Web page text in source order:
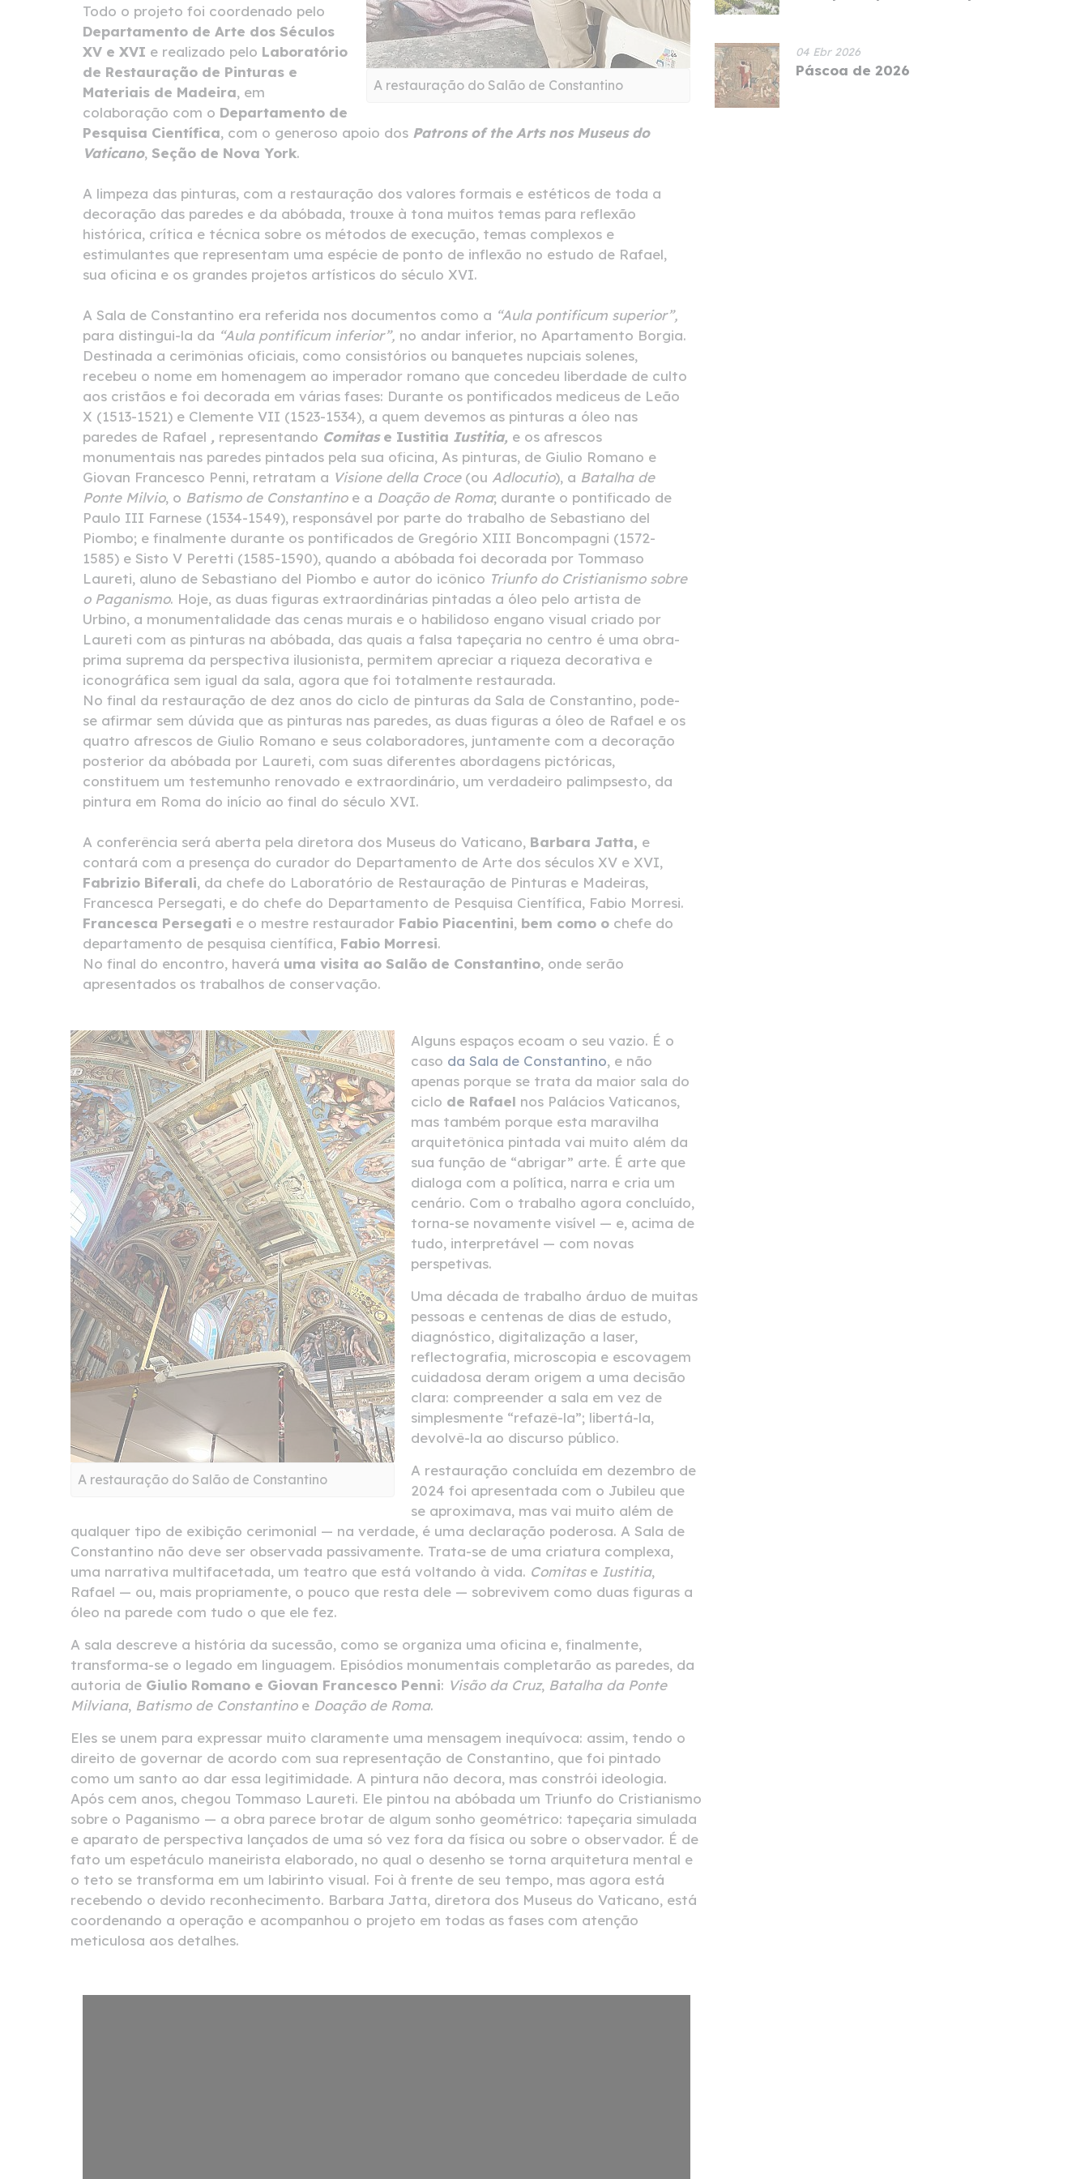
A restauração do Salão de Constantino
Todo o projeto foi coordenado pelo
Departamento de Arte dos Séculos
XV e XVI e realizado pelo Laboratório
de Restauração de Pinturas e
Materiais de Madeira, em
colaboração com o Departamento de
Pesquisa Científica, com o generoso apoio dos Patrons of the Arts nos Museus do
Vaticano, Seção de Nova York.
A limpeza das pinturas, com a restauração dos valores formais e estéticos de toda a
decoração das paredes e da abóbada, trouxe à tona muitos temas para reflexão
histórica, crítica e técnica sobre os métodos de execução, temas complexos e
estimulantes que representam uma espécie de ponto de inflexão no estudo de Rafael,
sua oficina e os grandes projetos artísticos do século XVI.
A Sala de Constantino era referida nos documentos como a “Aula pontificum superior”,
para distingui-la da “Aula pontificum inferior”, no andar inferior, no Apartamento Borgia.
Destinada a cerimônias oficiais, como consistórios ou banquetes nupciais solenes,
recebeu o nome em homenagem ao imperador romano que concedeu liberdade de culto
aos cristãos e foi decorada em várias fases: Durante os pontificados mediceus de Leão
X (1513-1521) e Clemente VII (1523-1534), a quem devemos as pinturas a óleo nas
paredes de Rafael , representando Comitase Iustitia Iustitia, e os afrescos
monumentais nas paredes pintados pela sua oficina, As pinturas, de Giulio Romano e
Giovan Francesco Penni, retratam a Visione della Croce(ou Adlocutio), a Batalha de
Ponte Milvio, o Batismo de Constantinoe a Doação de Roma; durante o pontificado de
Paulo III Farnese (1534-1549), responsável por parte do trabalho de Sebastiano del
Piombo; e finalmente durante os pontificados de Gregório XIII Boncompagni (1572-
1585) e Sisto V Peretti (1585-1590), quando a abóbada foi decorada por Tommaso
Laureti, aluno de Sebastiano del Piombo e autor do icônico Triunfo do Cristianismo sobre
o Paganismo. Hoje, as duas figuras extraordinárias pintadas a óleo pelo artista de
Urbino, a monumentalidade das cenas murais e o habilidoso engano visual criado por
Laureti com as pinturas na abóbada, das quais a falsa tapeçaria no centro é uma obra-
prima suprema da perspectiva ilusionista, permitem apreciar a riqueza decorativa e
iconográfica sem igual da sala, agora que foi totalmente restaurada.
No final da restauração de dez anos do ciclo de pinturas da Sala de Constantino, pode-
se afirmar sem dúvida que as pinturas nas paredes, as duas figuras a óleo de Rafael e os
quatro afrescos de Giulio Romano e seus colaboradores, juntamente com a decoração
posterior da abóbada por Laureti, com suas diferentes abordagens pictóricas,
constituem um testemunho renovado e extraordinário, um verdadeiro palimpsesto, da
pintura em Roma do início ao final do século XVI.
A conferência será aberta pela diretora dos Museus do Vaticano, Barbara Jatta, e
contará com a presença do curador do Departamento de Arte dos séculos XV e XVI,
Fabrizio Biferali, da chefe do Laboratório de Restauração de Pinturas e Madeiras,
Francesca Persegati, e do chefe do Departamento de Pesquisa Científica, Fabio Morresi.
Francesca Persegati e o mestre restaurador Fabio Piacentini, bem como o chefe do
departamento de pesquisa científica, Fabio Morresi.
No final do encontro, haverá uma visita ao Salão de Constantino, onde serão
apresentados os trabalhos de conservação.
A restauração do Salão de Constantino
Alguns espaços ecoam o seu vazio. É o
caso da Sala de Constantino, e não
apenas porque se trata da maior sala do
ciclo de Rafael nos Palácios Vaticanos,
mas também porque esta maravilha
arquitetônica pintada vai muito além da
sua função de “abrigar” arte. É arte que
dialoga com a política, narra e cria um
cenário. Com o trabalho agora concluído,
torna-se novamente visível — e, acima de
tudo, interpretável — com novas
perspetivas.
Uma década de trabalho árduo de muitas
pessoas e centenas de dias de estudo,
diagnóstico, digitalização a laser,
reflectografia, microscopia e escovagem
cuidadosa deram origem a uma decisão
clara: compreender a sala em vez de
simplesmente “refazê-la”; libertá-la,
devolvê-la ao discurso público.
A restauração concluída em dezembro de
2024 foi apresentada com o Jubileu que
se aproximava, mas vai muito além de
qualquer tipo de exibição cerimonial — na verdade, é uma declaração poderosa. A Sala de
Constantino não deve ser observada passivamente. Trata-se de uma criatura complexa,
uma narrativa multifacetada, um teatro que está voltando à vida. Comitase Iustitia,
Rafael — ou, mais propriamente, o pouco que resta dele — sobrevivem como duas figuras a
óleo na parede com tudo o que ele fez.
A sala descreve a história da sucessão, como se organiza uma oficina e, finalmente,
transforma-se o legado em linguagem. Episódios monumentais completarão as paredes, da
autoria de Giulio Romano e Giovan Francesco Penni: Visão da Cruz, Batalha da Ponte
Milviana, Batismo de Constantinoe Doação de Roma.
Eles se unem para expressar muito claramente uma mensagem inequívoca: assim, tendo o
direito de governar de acordo com sua representação de Constantino, que foi pintado
como um santo ao dar essa legitimidade. A pintura não decora, mas constrói ideologia.
Após cem anos, chegou Tommaso Laureti. Ele pintou na abóbada um Triunfo do Cristianismo
sobre o Paganismo — a obra parece brotar de algum sonho geométrico: tapeçaria simulada
e aparato de perspectiva lançados de uma só vez fora da física ou sobre o observador. É de
fato um espetáculo maneirista elaborado, no qual o desenho se torna arquitetura mental e
o teto se transforma em um labirinto visual. Foi à frente de seu tempo, mas agora está
recebendo o devido reconhecimento. Barbara Jatta, diretora dos Museus do Vaticano, está
coordenando a operação e acompanhou o projeto em todas as fases com atenção
meticulosa aos detalhes.
04 Ebr 2026
Páscoa de 2026